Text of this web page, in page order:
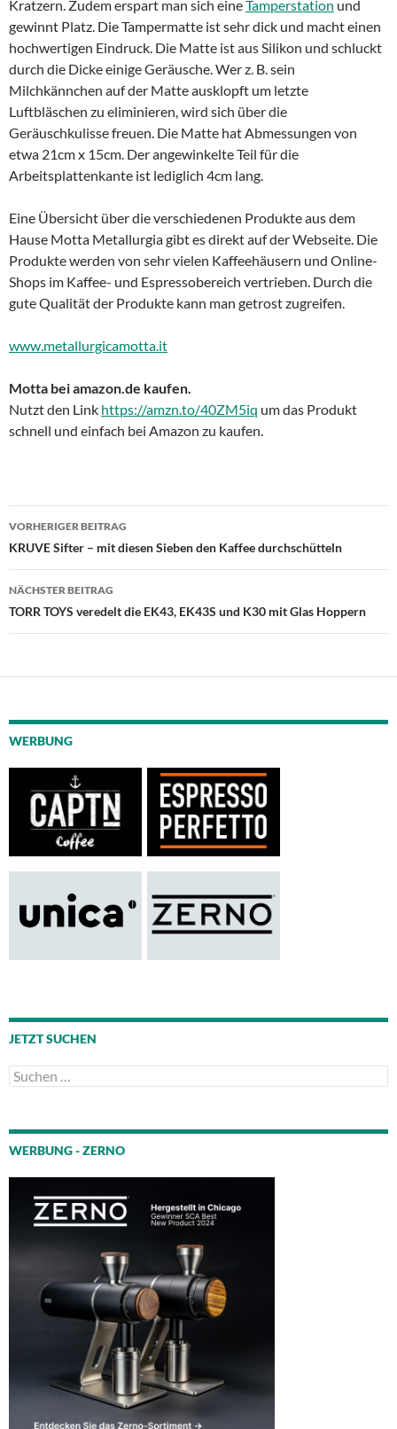
Kratzern. Zudem erspart man sich eineTamperstation und
gewinnt Platz. Die Tampermatte ist sehr dick und macht einen
hochwertigen Eindruck. Die Matte ist aus Silikon und schluckt
durch die Dicke einige Geräusche. Wer z. B. sein
Milchkännchen auf der Matte ausklopft um letzte
Luftbläschen zu eliminieren, wird sich über die
Geräuschkulisse freuen. Die Matte hat Abmessungen von
etwa 21cm x 15cm. Der angewinkelte Teil für die
Arbeitsplattenkante ist lediglich 4cm lang.
Eine Übersicht über die verschiedenen Produkte aus dem
Hause Motta Metallurgia gibt es direkt auf der Webseite. Die
Produkte werden von sehr vielen Kaffeehäusern und Online-
Shops im Kaffee- und Espressobereich vertrieben. Durch die
gute Qualität der Produkte kann man getrost zugreifen.
www.metallurgicamotta.it
Motta bei amazon.de kaufen.
Nutzt den Link https://amzn.to/40ZM5iq um das Produkt
schnell und einfach bei Amazon zu kaufen.
Beitragsnavigation
VORHERIGER BEITRAG
KRUVE Sifter – mit diesen Sieben den Kaffee durchschütteln
NÄCHSTER BEITRAG
TORR TOYS veredelt die EK43, EK43S und K30 mit Glas Hoppern
WERBUNG
JETZT SUCHEN
Suchen
nach:
WERBUNG - ZERNO